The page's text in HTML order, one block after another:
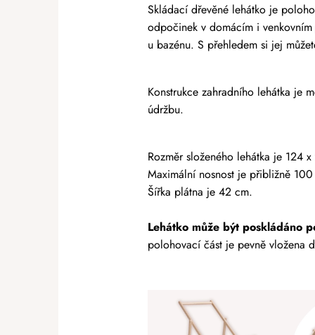
Skládací dřevěné lehátko je
odpočinek v domácím i
u bazénu. S přehledem si jej
Konstrukce zahradního lehátka je
údržbu.
Rozměr složeného lehátka je 124
Maximální nosnost je přibližně
Šířka plátna je 42 cm.
Lehátko může být poskládáno
polohovací část je pevně vložena